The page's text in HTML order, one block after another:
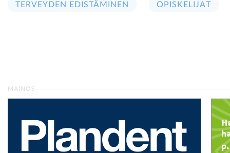
TERVEYDEN EDISTÄMINEN OPISKELIJAT
MAINOS